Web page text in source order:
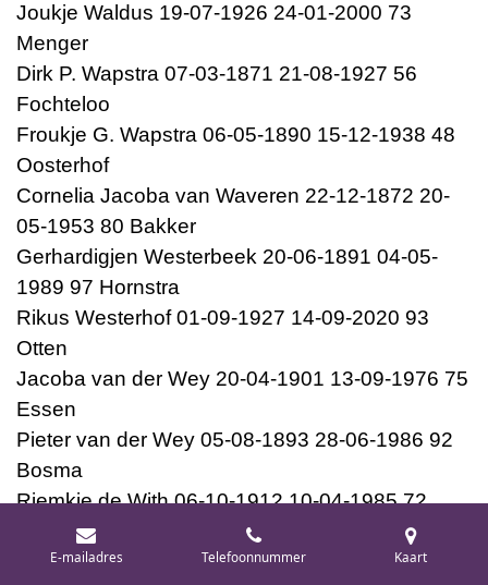
Joukje Waldus 19-07-1926 24-01-2000 73
Menger
Dirk P. Wapstra 07-03-1871 21-08-1927 56
Fochteloo
Froukje G. Wapstra 06-05-1890 15-12-1938 48
Oosterhof
Cornelia Jacoba van Waveren 22-12-1872 20-
05-1953 80 Bakker
Gerhardigjen Westerbeek 20-06-1891 04-05-
1989 97 Hornstra
Rikus Westerhof 01-09-1927 14-09-2020 93
Otten
Jacoba van der Wey 20-04-1901 13-09-1976 75
Essen
Pieter van der Wey 05-08-1893 28-06-1986 92
Bosma
Riemkje de With 06-10-1912 10-04-1985 72
Riezenbrij
E-mailadres Telefoonnummer Kaart